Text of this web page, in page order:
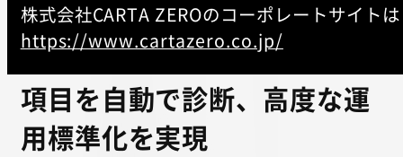
株式会社CARTA ZEROのコーポレートサイトは
https://www.cartazero.co.jp/
「Account Doctor」を開発
アカウント改善のための主要
項目を自動で診断、高度な運
用標準化を実現